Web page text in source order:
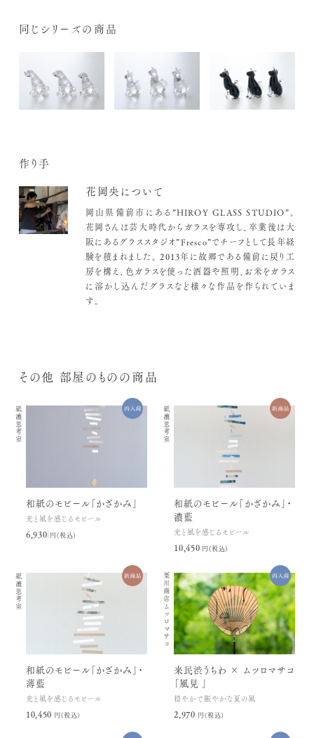
同じシリーズの商品
作り手
花岡央について
岡山県備前市にある”HIROY GLASS STUDIO”。
花岡さんは芸大時代からガラスを専攻し、卒業後は大
阪にあるグラススタジオ”Fresco”でチーフとして長年経
験を積まれました。 2013年に故郷である備前に戻り工
房を構え、色ガラスを使った酒器や照明、お米をガラス
に溶かし込んだグラスなど様々な作品を作られていま
す。
その他 部屋のものの商品
紙漉思考室
和紙のモビール「かざかみ」
光と風を感じるモビール
6,930円(税込)
紙漉思考室
和紙のモビール「かざかみ」・
濃藍
光と風を感じるモビール
10,450円(税込)
紙漉思考室
和紙のモビール「かざかみ」・
薄藍
光と風を感じるモビール
10,450円(税込)
栗川商店
ムツロマサコ
来民渋うちわ × ムツロマサコ
「風見 」
穏やかで賑やかな夏の風
2,970円(税込)